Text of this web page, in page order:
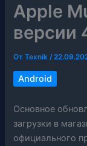
Apple
версии
ОтTexnik/
Android
Основное
загрузки в
официального